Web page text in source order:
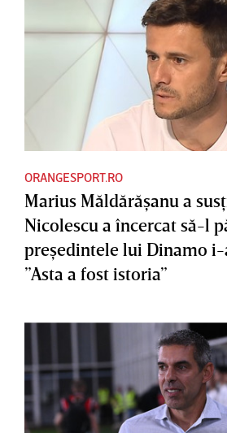
ORANGESPORT.RO
Marius Măldărăşanu a
Nicolescu a încercat să-l
preşedintele lui Dinamo
”Asta a fost istoria”